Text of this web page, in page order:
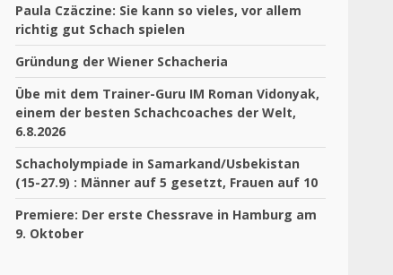
Paula Czäczine: Sie kann so vieles, vor allem
richtig gut Schach spielen
Gründung der Wiener Schacheria
Übe mit dem Trainer-Guru IM Roman Vidonyak,
einem der besten Schachcoaches der Welt,
6.8.2026
Schacholympiade in Samarkand/Usbekistan
(15-27.9) : Männer auf 5 gesetzt, Frauen auf 10
Premiere: Der erste Chessrave in Hamburg am
9. Oktober